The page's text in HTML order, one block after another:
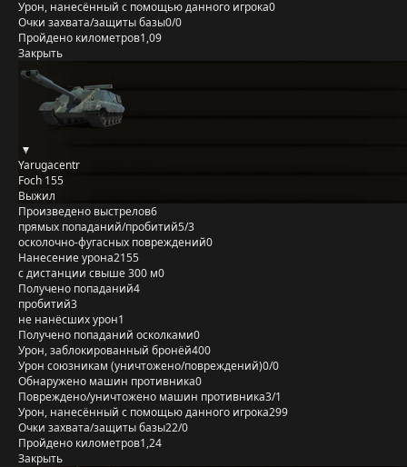
Урон, нанесённый с помощью данного игрока0
Очки захвата/защиты базы0/0
Пройдено километров1,09
Закрыть
Yarugacentr
Foch 155
Выжил
Произведено выстрелов6
прямых попаданий/пробитий5/3
осколочно-фугасных повреждений0
Нанесение урона2155
с дистанции свыше 300 м0
Получено попаданий4
пробитий3
не нанёсших урон1
Получено попаданий осколками0
Урон, заблокированный бронёй400
Урон союзникам (уничтожено/повреждений)0/0
Обнаружено машин противника0
Повреждено/уничтожено машин противника3/1
Урон, нанесённый с помощью данного игрока299
Очки захвата/защиты базы22/0
Пройдено километров1,24
Закрыть